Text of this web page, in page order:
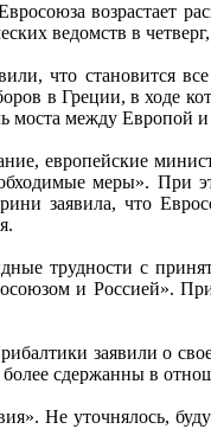
возрастает
ведомств в четверг,
что становится
в Греции, в ходе
моста между Европой
европейские
меры». При
заявила, что
трудности с
и Россией».
заявили о
сдержанны в
Не уточнялось,